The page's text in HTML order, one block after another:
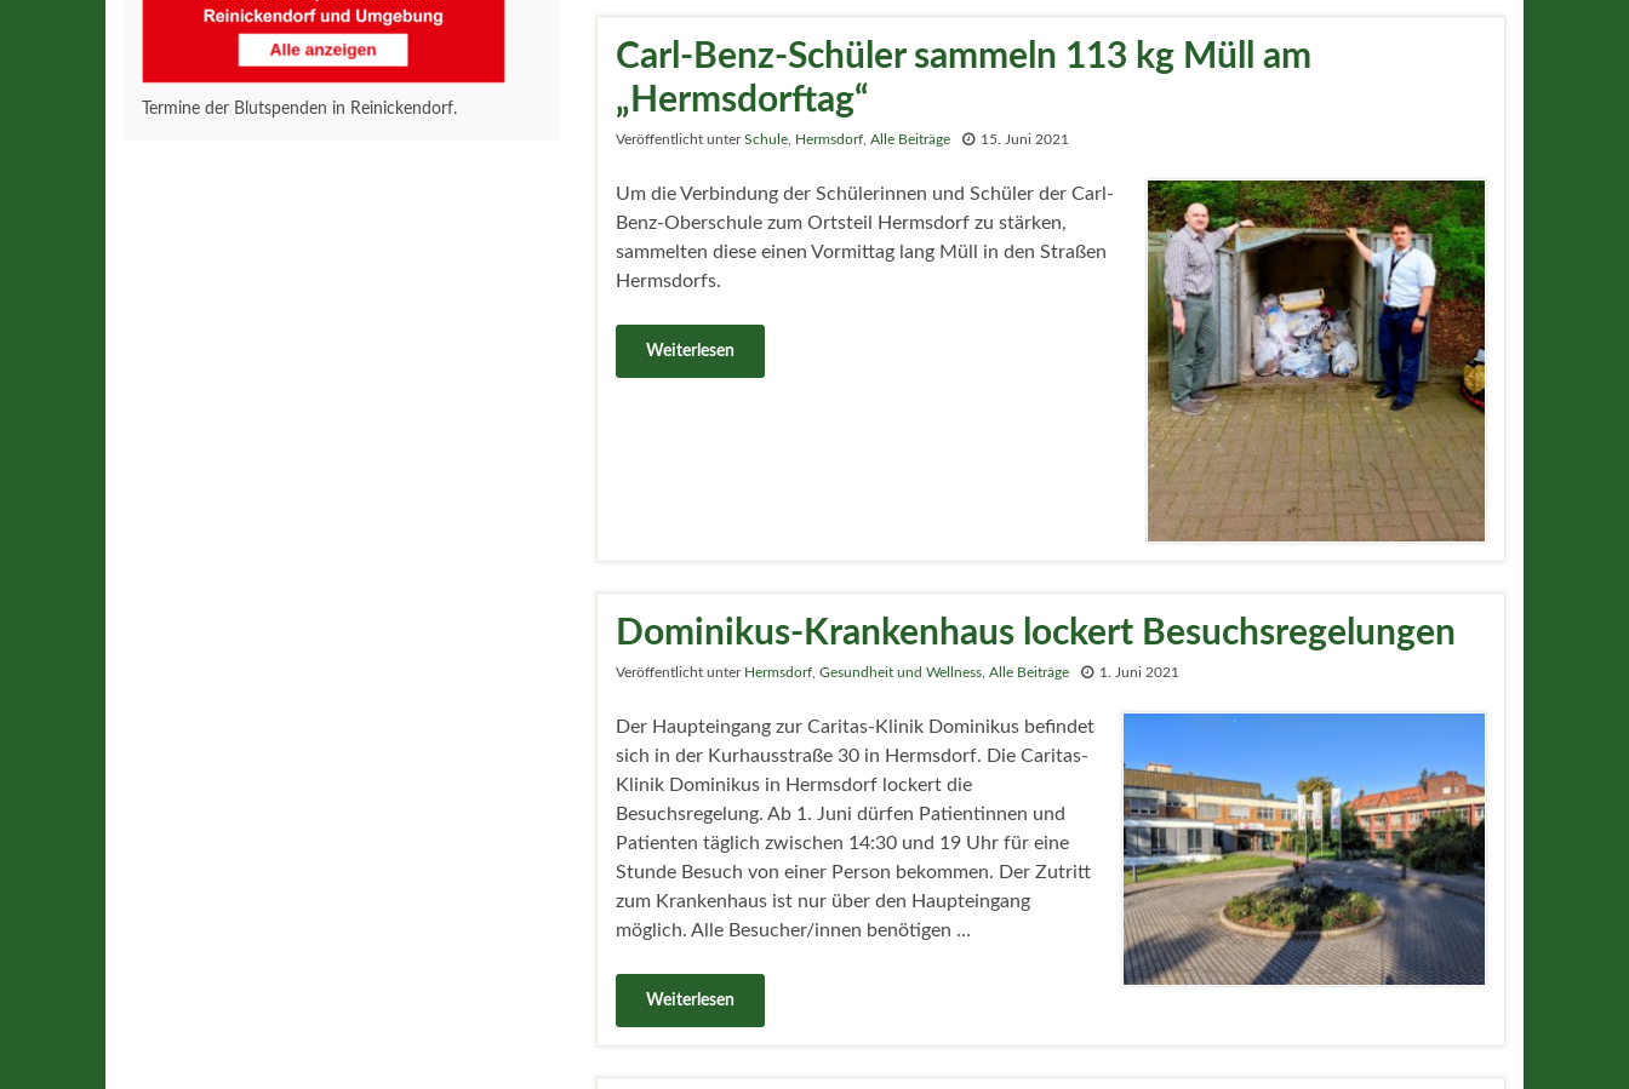
Carl-Benz-Schüler sammeln 113 kg Müll am
„Hermsdorftag“
Veröffentlicht unterSchule Hermsdorf Alle Beiträge 15. Juni 2021
Um die Verbindung der Schülerinnen und Schüler der Carl-
Benz-Oberschule zum Ortsteil Hermsdorf zu stärken,
sammelten diese einen Vormittag lang Müll in den Straßen
Hermsdorfs.
Weiterlesen
Dominikus-Krankenhaus lockert Besuchsregelungen
Veröffentlicht unter Hermsdorf Gesundheit und Wellness Alle Beiträge 1. Juni 2021
Der Haupteingang zur Caritas-Klinik Dominikus befindet
sich in der Kurhausstraße 30 in Hermsdorf. Die Caritas-
Klinik Dominikus in Hermsdorf lockert die
Besuchsregelung. Ab 1. Juni dürfen Patientinnen und
Patienten täglich zwischen 14:30 und 19 Uhr für eine
Stunde Besuch von einer Person bekommen. Der Zutritt
zum Krankenhaus ist nur über den Haupteingang
möglich. Alle Besucher/innen benötigen …
Weiterlesen
Termine der Blutspenden in Reinickendorf.